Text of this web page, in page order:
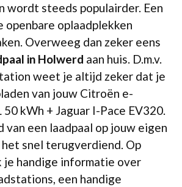
wordt steeds populairder. Een
openbare oplaadplekken
Overweeg dan zeker eens
in Holwerd aan huis. D.m.v.
weet je altijd zeker dat je
van jouw Citroën e-
50 kWh + Jaguar I-Pace EV320.
een laadpaal op jouw eigen
snel terugverdiend. Op
je handige informatie over
een handige